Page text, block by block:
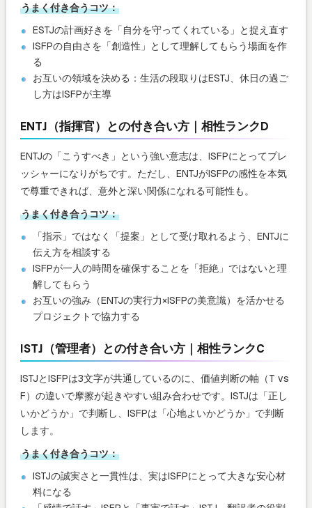
うまく付き合うコツ：
ESTJの計画好きを「自分を守ってくれている」と捉え直す
ISFPの自由さを「創造性」として理解してもらう場面を作
る
お互いの領域を決める：生活の段取りはESTJ、休日の過ご
し方はISFPが主導
ENTJ（指揮官）との付き合い方｜相性ランクD
ENTJの「こうすべき」という強い意志は、ISFPにとってプレ
ッシャーになりがちです。ただし、ENTJがISFPの感性を本気
で尊重できれば、意外と深い関係になれる可能性も。
うまく付き合うコツ：
「指示」ではなく「提案」として受け取れるよう、ENTJに
伝え方を相談する
ISFPが一人の時間を確保することを「拒絶」ではないと理
解してもらう
お互いの強み（ENTJの実行力×ISFPの美意識）を活かせる
プロジェクトで協力する
ISTJ（管理者）との付き合い方｜相性ランクC
ISTJとISFPは3文字が共通しているのに、価値判断の軸（T vs
F）の違いで摩擦が起きやすい組み合わせです。ISTJは「正し
いかどうか」で判断し、ISFPは「心地よいかどうか」で判断
します。
うまく付き合うコツ：
ISTJの誠実さと一貫性は、実はISFPにとって大きな安心材
料になる